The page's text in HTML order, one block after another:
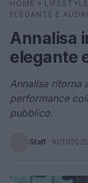
Cerca
HOME » LIFESTYLE
ELEGANTE E
Annalisa
elegante
Annalisa ritorna
performance
pubblico.
Staff · 10/11/2025